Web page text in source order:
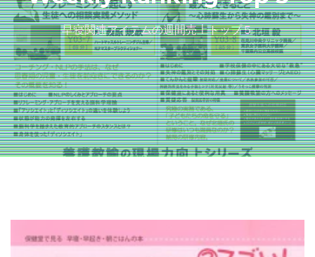
早寝関連アイテムの週間売上トップ５